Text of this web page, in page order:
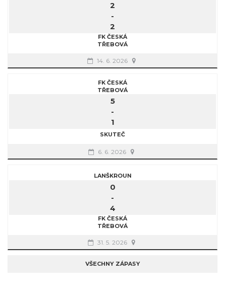
2
-
2
FK ČESKÁ
TŘEBOVÁ
14. 6. 2026
FK ČESKÁ
TŘEBOVÁ
5
-
1
SKUTEČ
6. 6. 2026
LANŠKROUN
0
-
4
FK ČESKÁ
TŘEBOVÁ
31. 5. 2026
VŠECHNY ZÁPASY